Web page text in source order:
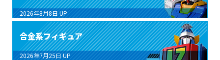
2026年8月8日 UP
合金系フィギュア
2026年7月25日 UP